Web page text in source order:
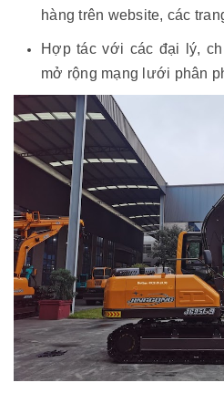
hàng trên website, các
Hợp tác với các đại lý,
mở rộng mạng lưới phân